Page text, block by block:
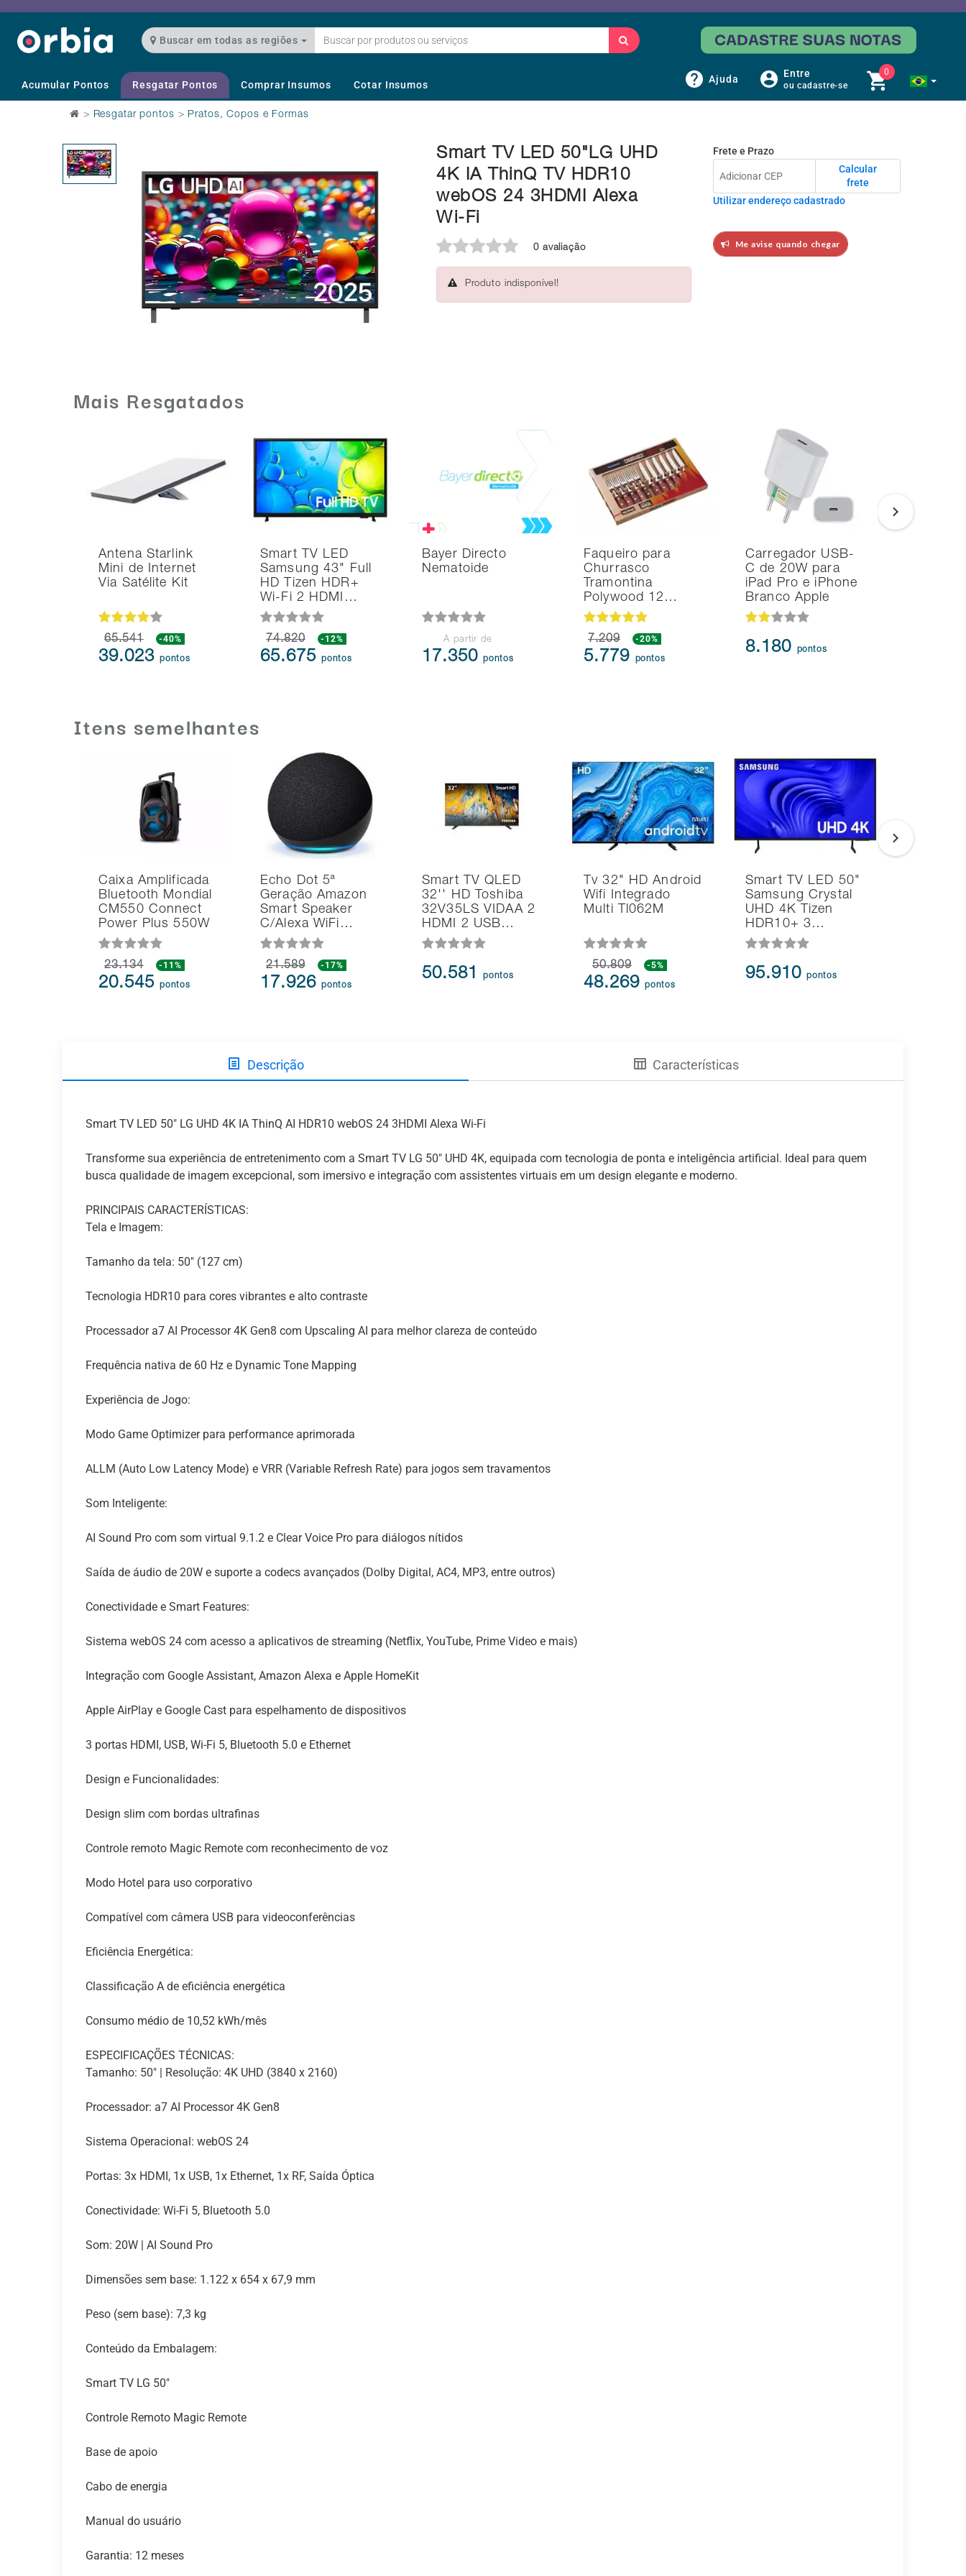
Buscar em todas as regiões
Acumular Pontos Resgatar Pontos Comprar Insumos Cotar Insumos Ajuda Entre
ou cadastre-se
0
> Resgatar pontos > Pratos, Copos e Formas
Smart TV LED 50"LG UHD
4K IA ThinQ TV HDR10
webOS 24 3HDMI Alexa
Wi-Fi
0 avaliação
Produto indisponível!
Frete e Prazo
Calcular
frete
Utilizar endereço cadastrado
Me avise quando chegar
Mais Resgatados
Antena Starlink
Mini de Internet
Via Satélite Kit
65.541 -40%
39.023pontos
Smart TV LED
Samsung 43" Full
HD Tizen HDR+
Wi-Fi 2 HDMI…
74.820 -12%
65.675pontos
Bayer Directo
Nematoide
A partir de
17.350pontos
Faqueiro para
Churrasco
Tramontina
Polywood 12…
7.209 -20%
5.779 pontos
Carregador USB-
C de 20W para
iPad Pro e iPhone
Branco Apple
8.180 pontos
Itens semelhantes
Caixa Amplificada
Bluetooth Mondial
CM550 Connect
Power Plus 550W
23.134 -11%
20.545pontos
Echo Dot 5ª
Geração Amazon
Smart Speaker
C/Alexa WiFi…
21.589 -17%
17.926pontos
Smart TV QLED
32'' HD Toshiba
32V35LS VIDAA 2
HDMI 2 USB…
50.581pontos
Tv 32" HD Android
Wifi Integrado
Multi Tl062M
50.809 -5%
48.269pontos
Smart TV LED 50"
Samsung Crystal
UHD 4K Tizen
HDR10+ 3…
95.910pontos
Descrição Características
Smart TV LED 50" LG UHD 4K IA ThinQ AI HDR10 webOS 24 3HDMI Alexa Wi-Fi
Transforme sua experiência de entretenimento com a Smart TV LG 50" UHD 4K, equipada com tecnologia de ponta e inteligência artificial. Ideal para quem
busca qualidade de imagem excepcional, som imersivo e integração com assistentes virtuais em um design elegante e moderno.
PRINCIPAIS CARACTERÍSTICAS:
Tela e Imagem:
Tamanho da tela: 50" (127 cm)
Tecnologia HDR10 para cores vibrantes e alto contraste
Processador a7 AI Processor 4K Gen8 com Upscaling AI para melhor clareza de conteúdo
Frequência nativa de 60 Hz e Dynamic Tone Mapping
Experiência de Jogo:
Modo Game Optimizer para performance aprimorada
ALLM (Auto Low Latency Mode) e VRR (Variable Refresh Rate) para jogos sem travamentos
Som Inteligente:
AI Sound Pro com som virtual 9.1.2 e Clear Voice Pro para diálogos nítidos
Saída de áudio de 20W e suporte a codecs avançados (Dolby Digital, AC4, MP3, entre outros)
Conectividade e Smart Features:
Sistema webOS 24 com acesso a aplicativos de streaming (Netflix, YouTube, Prime Video e mais)
Integração com Google Assistant, Amazon Alexa e Apple HomeKit
Apple AirPlay e Google Cast para espelhamento de dispositivos
3 portas HDMI, USB, Wi-Fi 5, Bluetooth 5.0 e Ethernet
Design e Funcionalidades:
Design slim com bordas ultrafinas
Controle remoto Magic Remote com reconhecimento de voz
Modo Hotel para uso corporativo
Compatível com câmera USB para videoconferências
Eficiência Energética:
Classificação A de eficiência energética
Consumo médio de 10,52 kWh/mês
ESPECIFICAÇÕES TÉCNICAS:
Tamanho: 50" | Resolução: 4K UHD (3840 x 2160)
Processador: a7 AI Processor 4K Gen8
Sistema Operacional: webOS 24
Portas: 3x HDMI, 1x USB, 1x Ethernet, 1x RF, Saída Óptica
Conectividade: Wi-Fi 5, Bluetooth 5.0
Som: 20W | AI Sound Pro
Dimensões sem base: 1.122 x 654 x 67,9 mm
Peso (sem base): 7,3 kg
Conteúdo da Embalagem:
Smart TV LG 50"
Controle Remoto Magic Remote
Base de apoio
Cabo de energia
Manual do usuário
Garantia: 12 meses